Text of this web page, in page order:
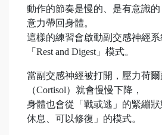
動作的節奏是慢的、是有意識
意力帶回身體。
這樣的練習會啟動副交感神經
「Rest and Digest」模式。
當副交感神經被打開，壓力荷
（Cortisol）就會慢慢下降，
身體也會從「戰或逃」的緊繃
休息、可以修復」的模式。